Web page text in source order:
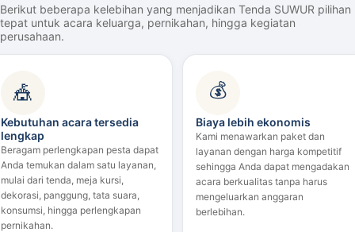
Berikut beberapa kelebihan yang menjadikan Tenda SUWUR pilihan
tepat untuk acara keluarga, pernikahan, hingga kegiatan
perusahaan.
🎪
Kebutuhan acara tersedia
lengkap
Beragam perlengkapan pesta dapat
Anda temukan dalam satu layanan,
mulai dari tenda, meja kursi,
dekorasi, panggung, tata suara,
konsumsi, hingga perlengkapan
pernikahan.
💰
Biaya lebih ekonomis
Kami menawarkan paket dan
layanan dengan harga kompetitif
sehingga Anda dapat mengadakan
acara berkualitas tanpa harus
mengeluarkan anggaran
berlebihan.